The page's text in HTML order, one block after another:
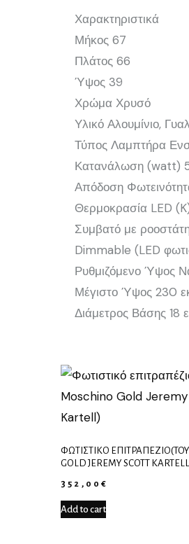
Χαρακτηριστικά
Μήκος 67
Πλάτος 66
Ύψος 39
Χρώμα Χρυσό
Υλικό Αλουμίνιο,
Τύπος Λαμπτήρα
Κατανάλωση (watt)
Απόδοση
Θερμοκρασία LED
Συμβατό με
Dimmable (LED
Ρυθμιζόμενο Ύψος
Μέγιστο Ύψος 230
Διάμετρος Βάσης 18
ΦΩΤΙΣΤΙΚΌ
GOLD JEREMY SCOTT
352,00€
Add to cart